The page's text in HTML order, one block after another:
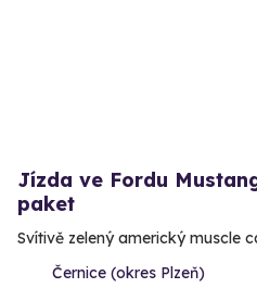
Jízda ve Fordu
paket
Svítivě zelený americký muscle
Černice (okres Plzeň)